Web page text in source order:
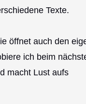
Texte.
öffnet auch den
ich beim
macht Lust aufs